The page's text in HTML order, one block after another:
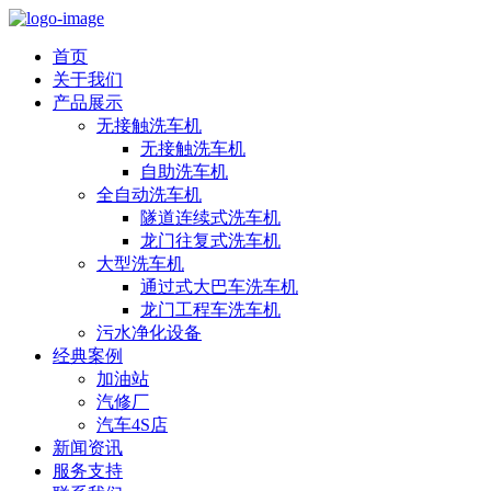
首页
关于我们
产品展示
无接触洗车机
无接触洗车机
自助洗车机
全自动洗车机
隧道连续式洗车机
龙门往复式洗车机
大型洗车机
通过式大巴车洗车机
龙门工程车洗车机
污水净化设备
经典案例
加油站
汽修厂
汽车4S店
新闻资讯
服务支持